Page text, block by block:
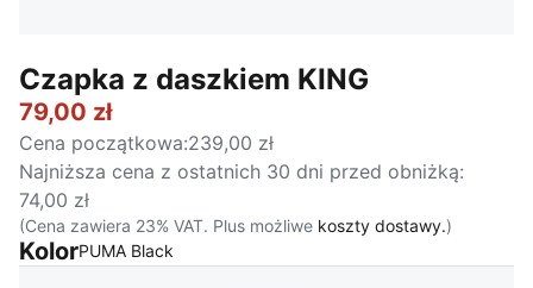
Czapka z daszkiem KING
79,00 zł
Cena początkowa:239,00 zł
Najniższa cena z ostatnich 30 dni przed obniżką:
74,00 zł
(Cena zawiera 23% VAT. Plus możliwe koszty dostawy.)
KolorPUMA Black